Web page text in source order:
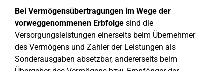
Bei Vermögensübertragungen im Wege der
vorweggenommenen Erbfolge sind die
Versorgungsleistungen einerseits beim Übernehmer
des Vermögens und Zahler der Leistungen als
Sonderausgaben absetzbar, andererseits beim